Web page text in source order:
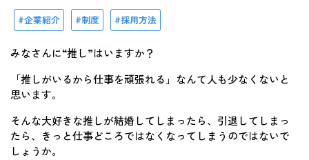
企業紹介 制度 採用方法
みなさんに“推し”はいますか？
「推しがいるから仕事を頑張れる」なんて人も少なくないと
思います。
そんな大好きな推しが結婚してしまったら、引退してしまっ
たら、きっと仕事どころではなくなってしまうのではないで
しょうか。